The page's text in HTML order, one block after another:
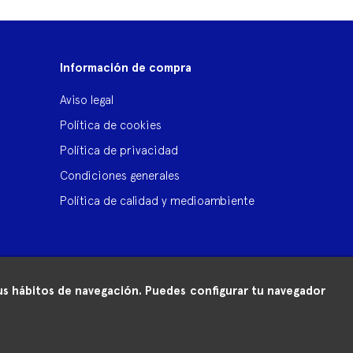
hábitos de navegación. Puedes configurar tu navegador
Información de compra
Aviso legal
Política de cookies
Política de privacidad
Condiciones generales
Política de calidad y medioambiente